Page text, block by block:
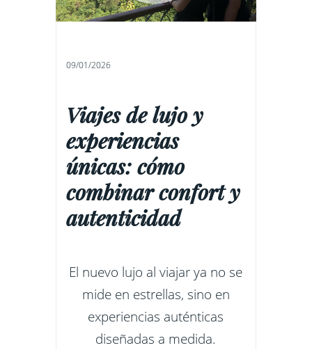
09/01/2026
Viajes de lujo y
experiencias
únicas: cómo
combinar confort y
autenticidad
El nuevo lujo al viajar ya no se
mide en estrellas, sino en
experiencias auténticas
diseñadas a medida.